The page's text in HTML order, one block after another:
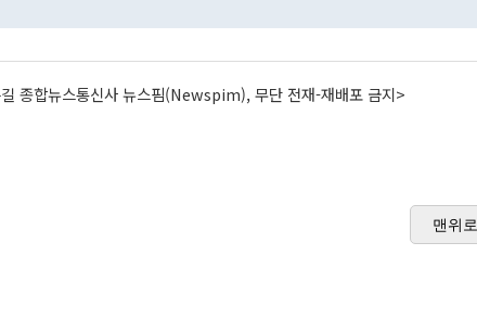
종합뉴스통신사 뉴스핌(Newspim), 무단 전재-재배포 금지>
맨위로